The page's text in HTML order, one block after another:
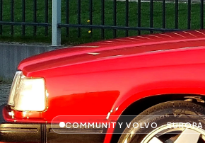
COMMUNITY VOLVO · EUROPA